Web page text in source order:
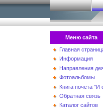
Меню сайта
Главная
Информация
Направления
Фотоальбомы
Книга почета "И
Обратная связь
Каталог сайтов